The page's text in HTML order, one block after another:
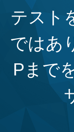
テスト
ではあ
Pまで